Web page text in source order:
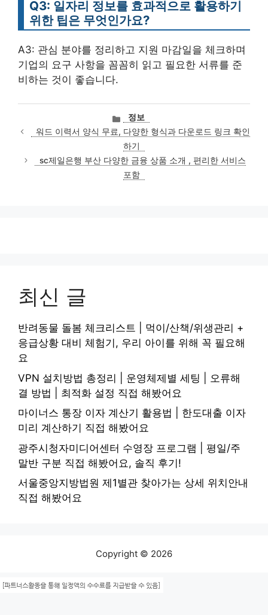
Q3: 일자리 정보를 효과적으로 활용하기
위한 팁은 무엇인가요?
A3: 관심 분야를 정리하고 지원 마감일을 체크하며
기업의 요구 사항을 꼼꼼히 읽고 필요한 서류를 준
비하는 것이 좋습니다.
카
테
고
리
정보
워드 이력서 양식 무료, 다양한 형식과 다운로드 링크 확인
하기
sc제일은행 부산 다양한 금융 상품 소개 , 편리한 서비스
포함
최신 글
반려동물 돌봄 체크리스트 | 먹이/산책/위생관리 +
응급상황 대비 체험기, 우리 아이를 위해 꼭 필요해
요
VPN 설치방법 총정리 | 운영체제별 세팅 | 오류해
결 방법 | 최적화 설정 직접 해봤어요
마이너스 통장 이자 계산기 활용법 | 한도대출 이자
미리 계산하기 직접 해봤어요
광주시청자미디어센터 수영장 프로그램 | 평일/주
말반 구분 직접 해봤어요, 솔직 후기!
서울중앙지방법원 제1별관 찾아가는 상세 위치안내
직접 해봤어요
Copyright © 2026